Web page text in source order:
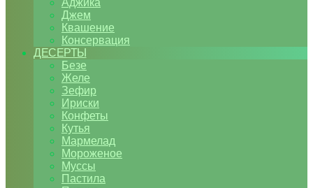
Аджика
Джем
Квашение
Консервация
ДЕСЕРТЫ
Безе
Желе
Зефир
Ириски
Конфеты
Кутья
Мармелад
Мороженое
Муссы
Пастила